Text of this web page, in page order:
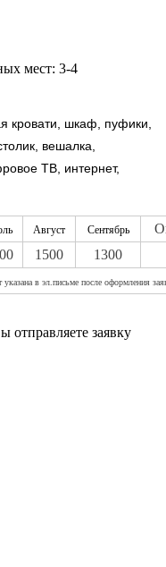
мест: 3-4
кровати, шкаф, пуфики,
вешалка,
ТВ, интернет,
Август Сентябрь
1500 1300
указана в эл.письме после оформления
заявку